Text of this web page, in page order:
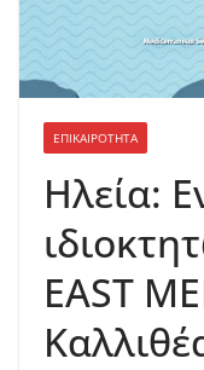
ΕΠΙΚΑΙΡΟΤΗΤΑ
Ηλεία:
EAST